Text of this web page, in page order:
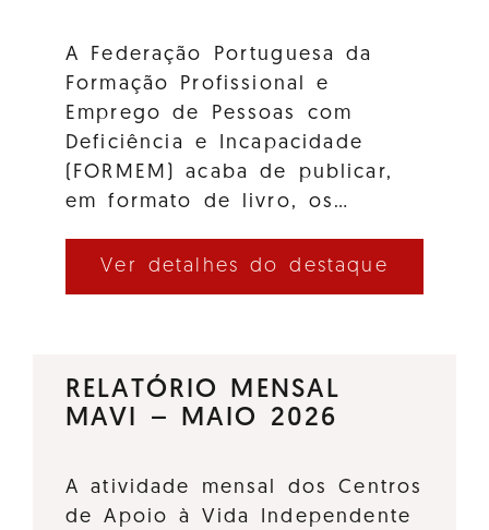
A Federação Portuguesa da
Formação Profissional e
Emprego de Pessoas com
Deficiência e Incapacidade
(FORMEM) acaba de publicar,
em formato de livro, os…
Ver detalhes do destaque
RELATÓRIO MENSAL
MAVI – MAIO 2026
A atividade mensal dos Centros
de Apoio à Vida Independente